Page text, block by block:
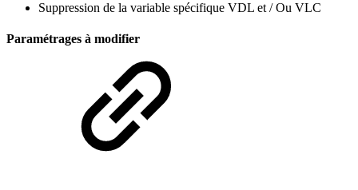
Suppression de la variable spécifique VDL et / Ou VLC
Paramétrages à modifier